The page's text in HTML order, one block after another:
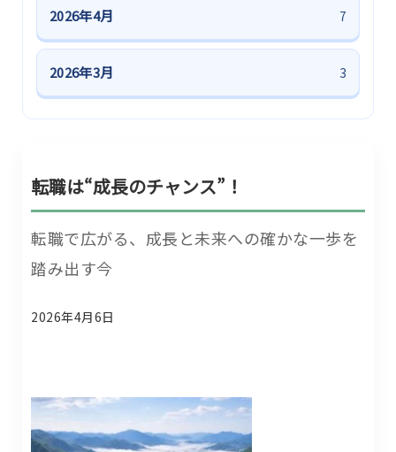
2026年4月 7
2026年3月 3
転職は“成長のチャンス”！
転職で広がる、成長と未来への確かな一歩を
踏み出す今
2026年4月6日